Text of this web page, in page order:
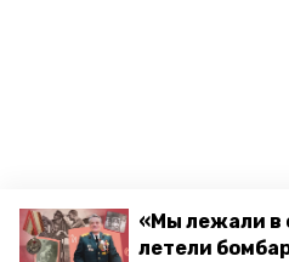
«Мы лежали в
летели